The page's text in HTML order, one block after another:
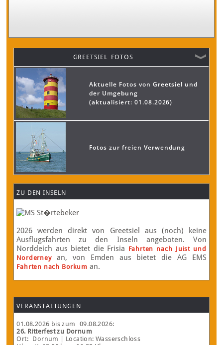
GREETSIEL FOTOS
Aktuelle Fotos von Greetsiel und
der Umgebung
(aktualisiert: 01.08.2026)
Fotos zur freien Verwendung
ZU DEN INSELN
2026 werden direkt von Greetsiel aus (noch) keine
Ausflugsfahrten zu den Inseln angeboten. Von
Norddeich aus bietet die Frisia Fahrten nach Juist und
Norderneyan, von Emden aus bietet die AG EMS
Fahrten nach Borkum an.
VERANSTALTUNGEN
01.08.2026 bis zum 09.08.2026:
26. Ritterfest zu Dornum
Ort: Dornum
| Location: Wasserschloss